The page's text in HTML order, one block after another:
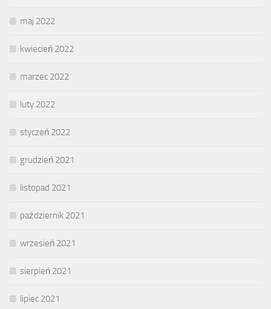
maj 2022
kwiecień 2022
marzec 2022
luty 2022
styczeń 2022
grudzień 2021
listopad 2021
październik 2021
wrzesień 2021
sierpień 2021
lipiec 2021